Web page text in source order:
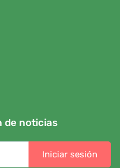
de noticias
Iniciar sesión